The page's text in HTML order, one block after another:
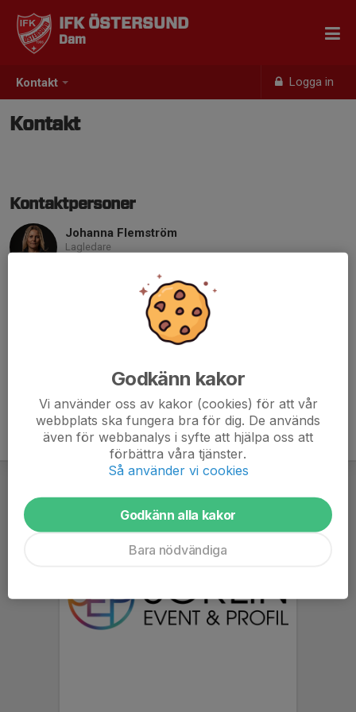
Kontakt Logga in
IFK ÖSTERSUND
Dam
Kontakt
Kontaktpersoner
Johanna Flemström
Lagledare
johanna@sterner.st
Godkänn kakor
Vi använder oss av kakor (cookies) för att vår
webbplats ska fungera bra för dig. De används
även för webbanalys i syfte att hjälpa oss att
förbättra våra tjänster.
Så använder vi cookies
Godkänn alla kakor
Bara nödvändiga